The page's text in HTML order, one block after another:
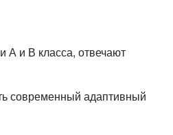
А и В класса, отвечают
современный адаптивный